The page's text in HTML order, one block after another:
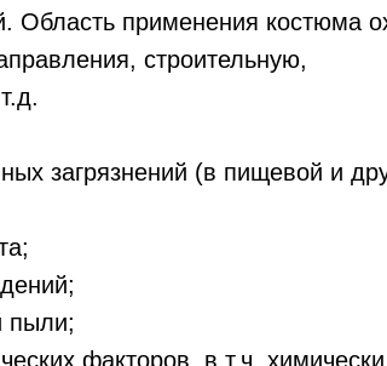
Область применения костюма
строительную,
загрязнений (в пищевой и
пыли;
факторов, в т.ч.